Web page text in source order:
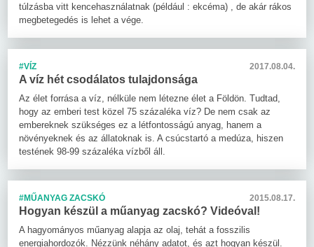
túlzásba vitt kencehasználatnak (például : ekcéma) , de akár rákos
megbetegedés is lehet a vége.
#VÍZ 2017.08.04.
A víz hét csodálatos tulajdonsága
Az élet forrása a víz, nélküle nem létezne élet a Földön. Tudtad,
hogy az emberi test közel 75 százaléka víz? De nem csak az
embereknek szükséges ez a létfontosságú anyag, hanem a
növényeknek és az állatoknak is. A csúcstartó a medúza, hiszen
testének 98-99 százaléka vízből áll.
#MŰANYAG ZACSKÓ 2015.08.17.
Hogyan készül a műanyag zacskó? Videóval!
A hagyományos műanyag alapja az olaj, tehát a fosszilis
energiahordozók. Nézzünk néhány adatot, és azt hogyan készül.